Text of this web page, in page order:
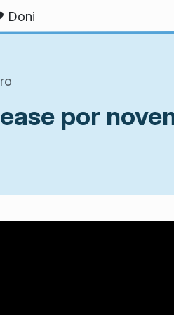
Doni
por